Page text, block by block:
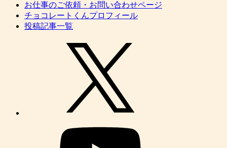
お仕事のご依頼・お問い合わせページ
チョコレートくんプロフィール
投稿記事一覧